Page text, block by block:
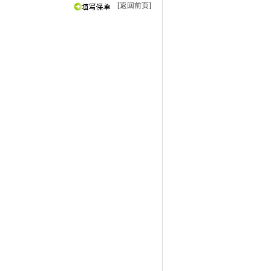
[返回前页]